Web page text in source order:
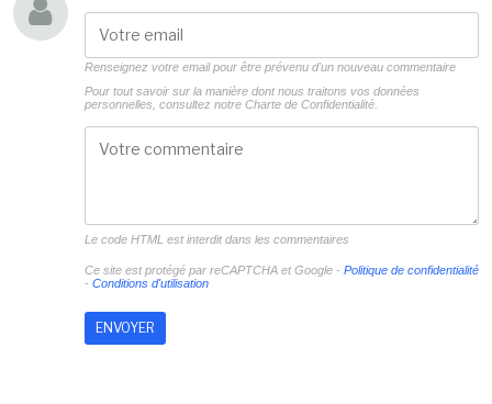
Renseignez votre email pour être prévenu d'un nouveau commentaire
Pour tout savoir sur la manière dont nous traitons vos données
personnelles, consultez notre Charte de Confidentialité.
Le code HTML est interdit dans les commentaires
Ce site est protégé par reCAPTCHA et Google - Politique de confidentialité
- Conditions d'utilisation